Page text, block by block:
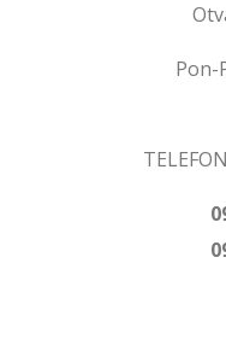
Pon-